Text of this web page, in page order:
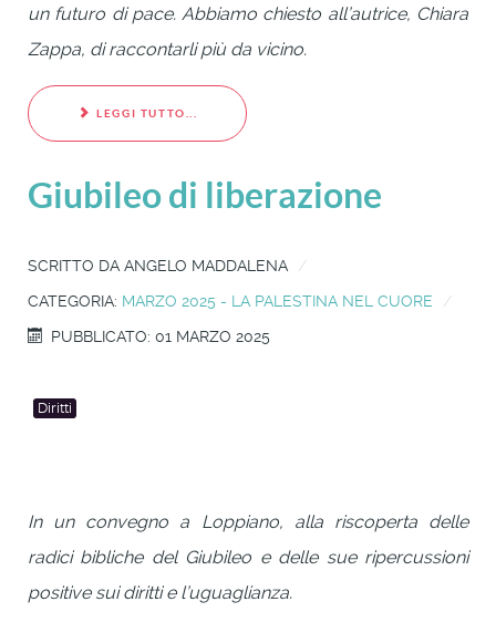
un futuro di pace. Abbiamo chiesto all’autrice, Chiara
Zappa, di raccontarli più da vicino.
LEGGI TUTTO...
Giubileo di liberazione
SCRITTO DA ANGELO MADDALENA
CATEGORIA: MARZO 2025 - LA PALESTINA NEL CUORE
PUBBLICATO: 01 MARZO 2025
Diritti
In un convegno a Loppiano, alla riscoperta delle
radici bibliche del Giubileo e delle sue ripercussioni
positive sui diritti e l’uguaglianza.